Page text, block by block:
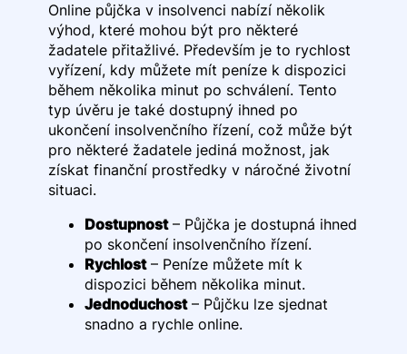
Online půjčka v insolvenci nabízí několik
výhod, které mohou být pro některé
žadatele přitažlivé. Především je to rychlost
vyřízení, kdy můžete mít peníze k dispozici
během několika minut po schválení. Tento
typ úvěru je také dostupný ihned po
ukončení insolvenčního řízení, což může být
pro některé žadatele jediná možnost, jak
získat finanční prostředky v náročné životní
situaci.
Dostupnost– Půjčka je dostupná ihned
po skončení insolvenčního řízení.
Rychlost– Peníze můžete mít k
dispozici během několika minut.
Jednoduchost– Půjčku lze sjednat
snadno a rychle online.